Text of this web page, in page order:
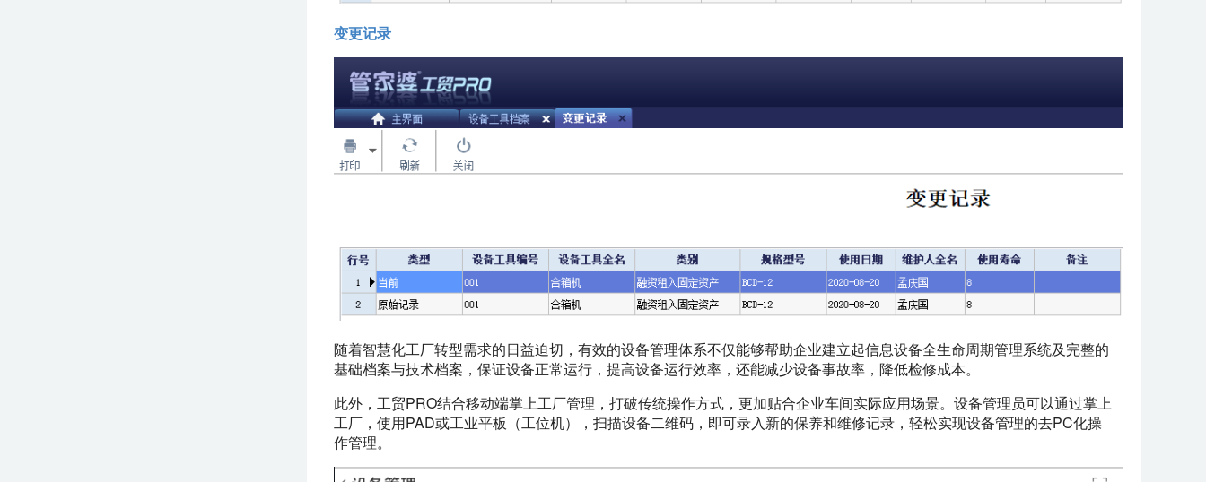
变更记录
随着智慧化工厂转型需求的日益迫切，有效的设备管理体系不仅能够帮助企业建立起信息设备全生命周期管理系统及完整的
基础档案与技术档案，保证设备正常运行，提高设备运行效率，还能减少设备事故率，降低检修成本。
此外，工贸PRO结合移动端掌上工厂管理，打破传统操作方式，更加贴合企业车间实际应用场景。设备管理员可以通过掌上
工厂，使用PAD或工业平板（工位机），扫描设备二维码，即可录入新的保养和维修记录，轻松实现设备管理的去PC化操
作管理。